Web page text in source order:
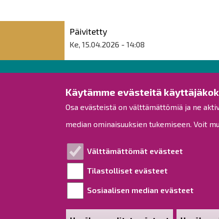
Käytämme evästeitä
Osa evästeistä on välttämättömiä ja ne
median ominaisuuksien tukemiseen. Voit
Välttämättömät evästeet
Tilastolliset evästeet
Sosiaalisen median evästeet
Päivitetty
Ke, 15.04.2026 - 14:08
Raahen kaupunki
Rantakatu 50
92100 Raahe
kirjaamo@raahe.fi
Y-tunnus: 1791817-6